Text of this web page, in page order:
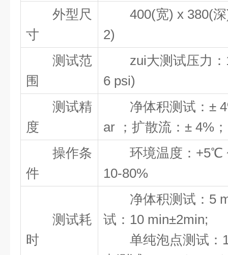
外型尺
寸
400(宽) x 380(深)
2)
测试范
围
zui大测试压力：
6 psi)
测试精
度
净体积测试：±
ar ；扩散流：± 4%；
操作条
件
环境温度：+5℃
10-80%
测试耗
时
净体积测试：5
试：10 min±2min;
单纯泡点测试：